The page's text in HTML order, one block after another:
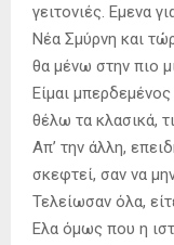
γειτονιές. Εμενα
Νέα Σμύρνη και
θα μένω στην πιο
Είμαι
θέλω τα κλασικά,
Απ’ την άλλη,
σκεφτεί, σαν να
Τελείωσαν όλα,
Ελα όμως που η